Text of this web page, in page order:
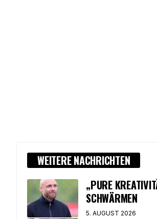
WEITERE NACHRICHTEN
„PURE
CHWÄRMEN
5. AUGUST 2026